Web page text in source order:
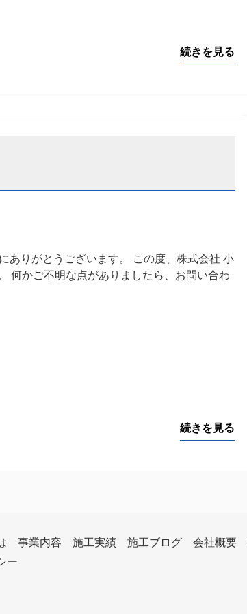
続きを見る
ありがとうございます。 この度、株式会社 小
何かご不明な点がありましたら、お問い合わ
続きを見る
事業内容 施工実績 施工ブログ 会社概要
ー